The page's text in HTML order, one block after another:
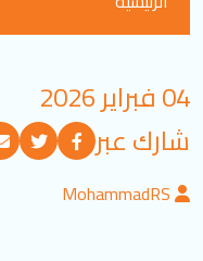
04 فبراير 2026
شارك عبر
MohammadRS